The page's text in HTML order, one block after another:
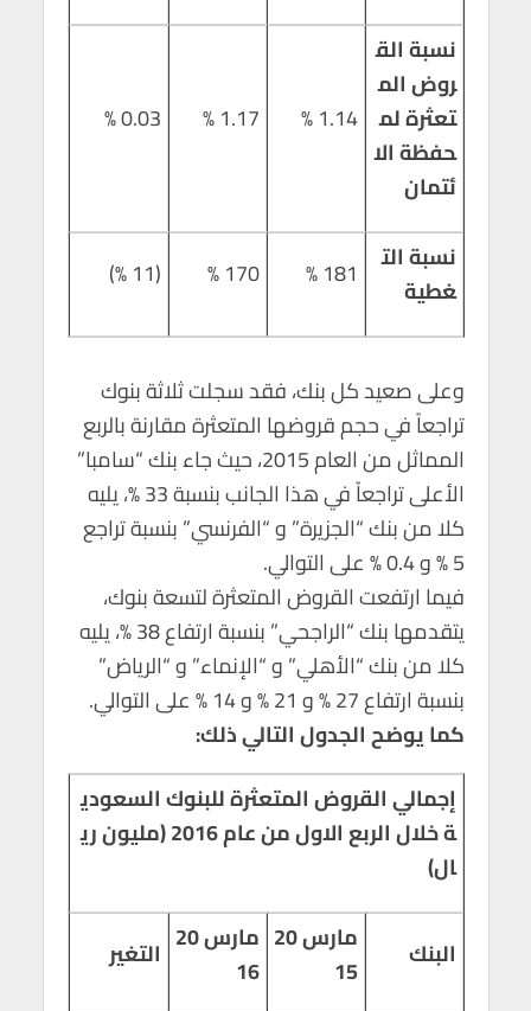
نسبة الق
روض الم
تعثرة لم
حفظة الا
ئتمان
1.14 %
1.17 %
0.03 %
نسبة الت
غطية
181 %
170 %
(11 %)
وعلى صعيد كل بنك، فقد سجلت ثلاثة بنوك
تراجعاً في حجم قروضها المتعثرة مقارنة بالربع
المماثل من العام 2015، حيث جاء بنك “سامبا”
الأعلى تراجعاً في هذا الجانب بنسبة 33 %، يليه
كلا من بنك “الجزيرة” و “الفرنسي” بنسبة تراجع
5 % و 0.4 % على التوالي.
فيما ارتفعت القروض المتعثرة لتسعة بنوك،
يتقدمها بنك “الراجحي” بنسبة ارتفاع 38 %، يليه
كلا من بنك “الأهلي” و “الإنماء” و “الرياض”
بنسبة ارتفاع 27 % و 21 % و 14 % على التوالي.
كما يوضح الجدول التالي ذلك:
إجمالي القروض المتعثرة للبنوك السعودي
ة خلال الربع الاول من عام 2016 (مليون ري
ال)
البنك
مارس 20
15
مارس 20
16
التغير